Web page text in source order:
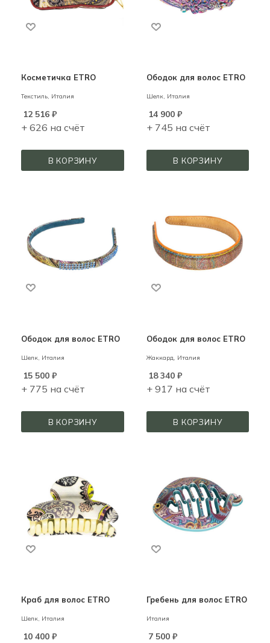
Косметичка ETRO
Текстиль, Италия
12 516 ₽
+ 626 на счёт
В КОРЗИНУ
Ободок для волос ETRO
Шелк, Италия
14 900₽
+ 745 на счёт
В КОРЗИНУ
Ободок для волос ETRO
Шелк, Италия
15 500 ₽
+ 775 на счёт
В КОРЗИНУ
Ободок для волос ETRO
Жаккард, Италия
18 340₽
+ 917 на счёт
В КОРЗИНУ
Краб для волос ETRO
Шелк, Италия
10 400 ₽
Гребень для волос ETRO
Италия
7 500₽